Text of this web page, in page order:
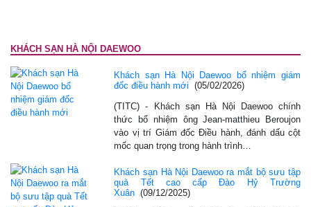
KHÁCH SẠN HÀ NỘI DAEWOO
Khách sạn Hà Nội Daewoo bổ nhiệm giám
đốc điều hành mới
(05/02/2026)
(TITC) - Khách sạn Hà Nội Daewoo chính
thức bổ nhiệm ông Jean-matthieu Beroujon
vào vị trí Giám đốc Điều hành, đánh dấu cột
mốc quan trọng trong hành trình…
Khách sạn Hà Nội Daewoo ra mắt bộ sưu tập
quà Tết cao cấp Đào Hỷ Trường
Xuân (09/12/2025)